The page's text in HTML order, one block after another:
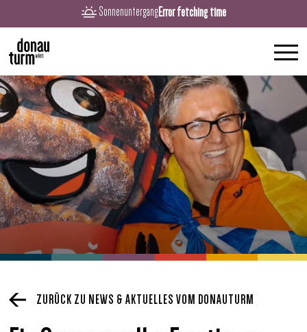
SonnenuntergangError fetching time
ZURÜCK ZU NEWS & AKTUELLES VOM DONAUTURM